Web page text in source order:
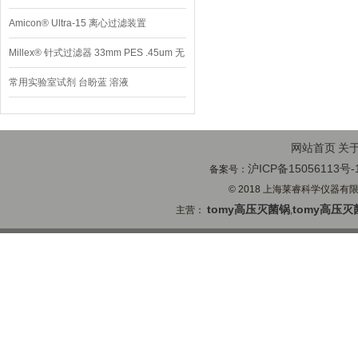
Amicon® Ultra-15 离心过滤装置
Millex® 针式过滤器 33mm PES .45um 无
菌
常用实验室试剂 台盼蓝 溶液
网站首页 关
备案号：沪ICP备15056113号-
© 2018 上海莱睿科学仪器有
主营：tomy高压灭菌锅,tomy高压灭